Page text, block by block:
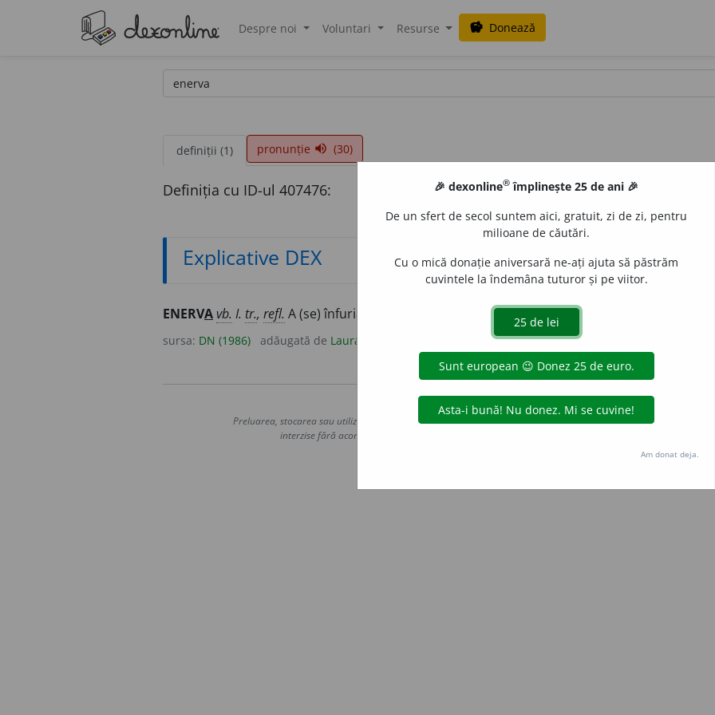
Despre noi Voluntari Resurse savings Donează
definiții (1) pronunție volume_up (30)
Definiția cu ID-ul 407476:
Explicative DEX
ENERVAvb. I. tr., refl. A (se) înfuria, a (se) irita; a (se) indispune. [Cf.fr.énerver,
sursa: DN (1986) adăugată de LauraGellner
Copyright © 2004-2026 dexonline (https://dexonline.ro)
Preluarea, stocarea sau utilizarea datelor de pe acest site, inclusiv prin orice metode de extragere automată
interzise fără acordul nostru prealabil scris, cu excepția seturilor de date oferite oficial spre utilizare
Hosterion
🎉 dexonline® împlinește 25 de ani 🎉
De un sfert de secol suntem aici, gratuit, zi de zi, pentru
milioane de căutări.
Cu o mică donație aniversară ne-ați ajuta să păstrăm
cuvintele la îndemâna tuturor și pe viitor.
Am donat deja.